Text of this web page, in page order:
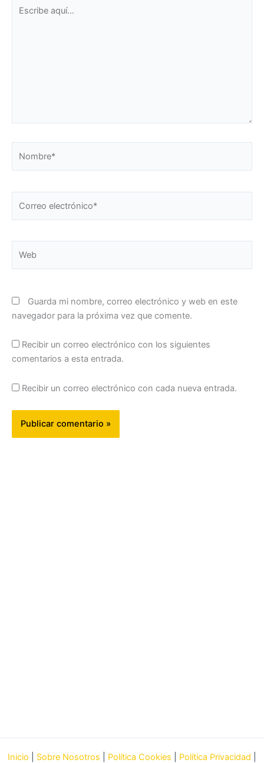
aquí...
electrónico*
Guarda mi nombre, correo electrónico y web en este
navegador para la próxima vez que comente.
Recibir un correo electrónico con los siguientes
comentarios a esta entrada.
Recibir un correo electrónico con cada nueva entrada.
Inicio Sobre Nosotros Política Cookies Política Privacidad